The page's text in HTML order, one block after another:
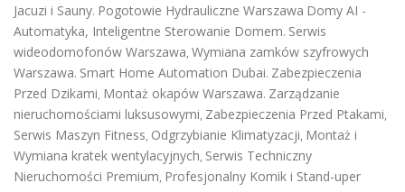
Jacuzi i Sauny. Pogotowie Hydrauliczne Warszawa Domy AI -
Automatyka, Inteligentne Sterowanie Domem. Serwis
wideodomofonów Warszawa, Wymiana zamków szyfrowych
Warszawa. Smart Home Automation Dubai. Zabezpieczenia
Przed Dzikami, Montaż okapów Warszawa. Zarządzanie
nieruchomościami luksusowymi, Zabezpieczenia Przed Ptakami,
Serwis Maszyn Fitness, Odgrzybianie Klimatyzacji, Montaż i
Wymiana kratek wentylacyjnych, Serwis Techniczny
Nieruchomości Premium, Profesjonalny Komik i Stand-uper